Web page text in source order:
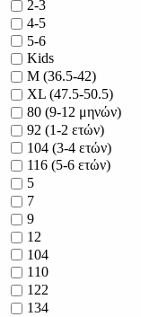
2-3
4-5
5-6
Kids
M (36.5-42)
XL (47.5-50.5)
80 (9-12 μηνών)
92 (1-2 ετών)
104 (3-4 ετών)
116 (5-6 ετών)
5
7
9
12
104
110
122
134